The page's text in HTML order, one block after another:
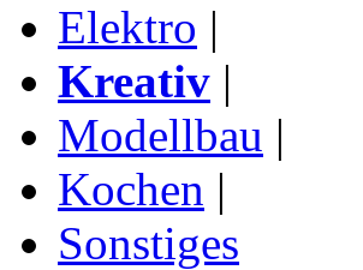
Elektro |
Kreativ |
Modellbau |
Kochen |
Sonstiges